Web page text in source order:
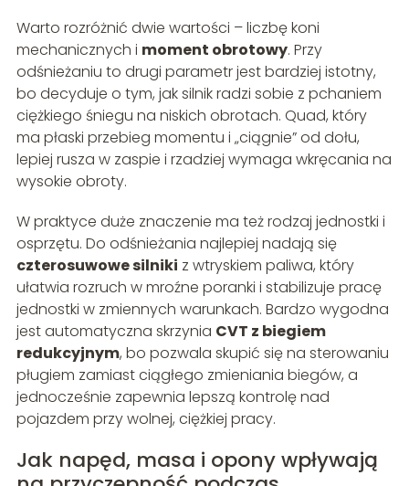
Warto rozróżnić dwie wartości – liczbę koni
mechanicznych i moment obrotowy. Przy
odśnieżaniu to drugi parametr jest bardziej istotny,
bo decyduje o tym, jak silnik radzi sobie z pchaniem
ciężkiego śniegu na niskich obrotach. Quad, który
ma płaski przebieg momentu i „ciągnie” od dołu,
lepiej rusza w zaspie i rzadziej wymaga wkręcania na
wysokie obroty.
W praktyce duże znaczenie ma też rodzaj jednostki i
osprzętu. Do odśnieżania najlepiej nadają się
czterosuwowe silniki z wtryskiem paliwa, który
ułatwia rozruch w mroźne poranki i stabilizuje pracę
jednostki w zmiennych warunkach. Bardzo wygodna
jest automatyczna skrzynia CVT z biegiem
redukcyjnym, bo pozwala skupić się na sterowaniu
pługiem zamiast ciągłego zmieniania biegów, a
jednocześnie zapewnia lepszą kontrolę nad
pojazdem przy wolnej, ciężkiej pracy.
Jak napęd, masa i opony wpływają